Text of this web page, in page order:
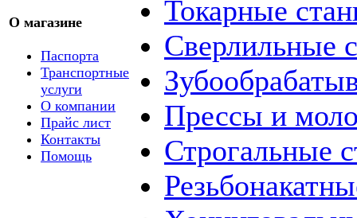
О магазине
Паспорта
Транспортные
услуги
О компании
Прайс лист
Контакты
Помощь
Токарные
Сверлильные
Прессы и
Строгальные